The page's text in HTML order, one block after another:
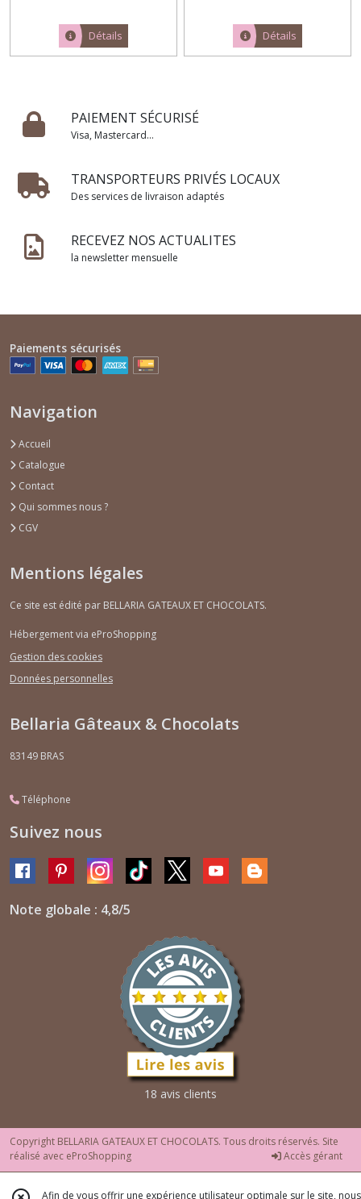
Détails Détails
PAIEMENT SÉCURISÉ
Visa, Mastercard...
TRANSPORTEURS PRIVÉS LOCAUX
Des services de livraison adaptés
RECEVEZ NOS ACTUALITES
la newsletter mensuelle
Paiements sécurisés
Navigation
Accueil
Catalogue
Contact
Qui sommes nous ?
CGV
Mentions légales
Ce site est édité par BELLARIA GATEAUX ET CHOCOLATS.
Hébergement via eProShopping
Gestion des cookies
Données personnelles
Bellaria Gâteaux & Chocolats
83149 BRAS
Téléphone
Suivez nous
Note globale : 4,8/5
18 avis clients
Copyright BELLARIA GATEAUX ET CHOCOLATS. Tous droits réservés. Site
réalisé avec eProShopping Accès gérant
Afin de vous offrir une expérience utilisateur optimale sur le site, nous